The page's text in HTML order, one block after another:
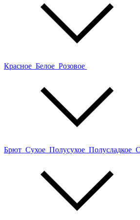
Красное Белое Розовое
Брют Сухое Полусухое Полусладкое